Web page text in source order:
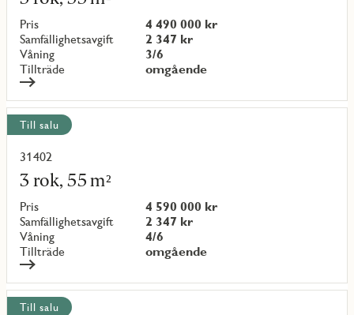
Pris
4 490 000 kr
Samfällighetsavgift
2 347 kr
Våning
3/6
Tillträde
omgående
om
objekt
{objectNumber}
Till salu
31402
3 rok, 55 m²
Pris
4 590 000 kr
Samfällighetsavgift
2 347 kr
Våning
4/6
Tillträde
omgående
Läs
mer
om
objekt
{objectNumber}
Till salu